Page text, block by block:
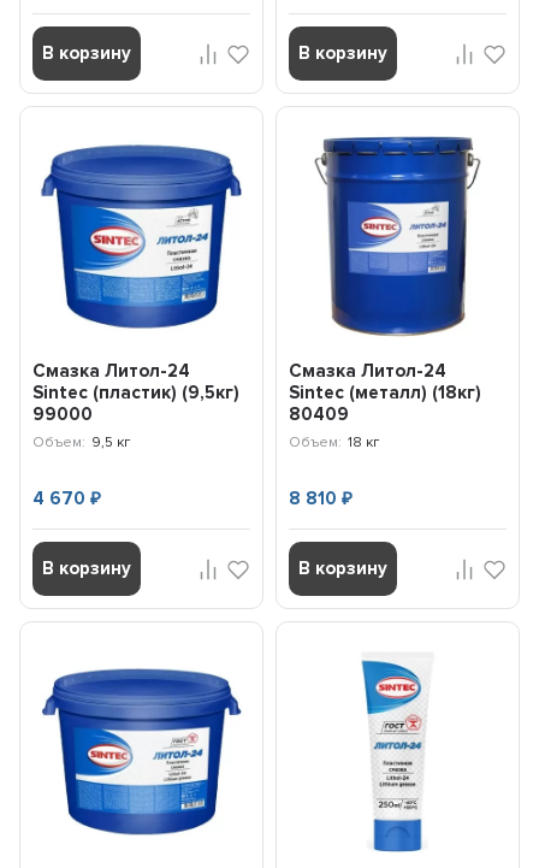
В корзину В корзину
Смазка Литол-24
Sintec (пластик) (9,5кг)
99000
Объем: 9,5 кг
4 670₽
В корзину
Смазка Литол-24
Sintec (металл) (18кг)
80409
Объем: 18 кг
8 810 ₽
В корзину